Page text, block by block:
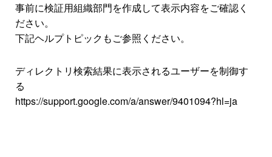
事前に検証用組織部門を作成して表示内容をご確認く
ださい。
下記ヘルプトピックもご参照ください。
ディレクトリ検索結果に表示されるユーザーを制御す
る
https://support.google.com/a/answer/9401094?hl=ja